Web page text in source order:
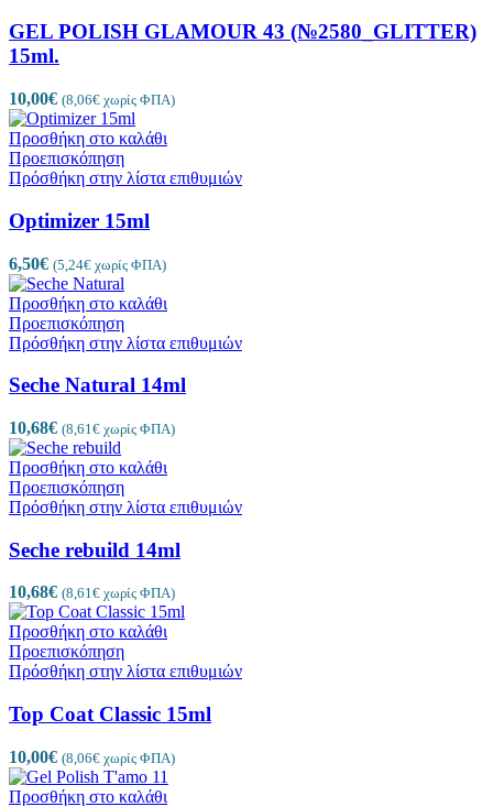
GEL POLISH GLAMOUR 43 (№2580_GLITTER)
15ml.
10,00€ (8,06€ χωρίς ΦΠΑ)
Προσθήκη στο καλάθι
Προεπισκόπηση
Πρόσθήκη στην λίστα επιθυμιών
Optimizer 15ml
6,50€ (5,24€ χωρίς ΦΠΑ)
Προσθήκη στο καλάθι
Προεπισκόπηση
Πρόσθήκη στην λίστα επιθυμιών
Seche Natural 14ml
10,68€ (8,61€ χωρίς ΦΠΑ)
Προσθήκη στο καλάθι
Προεπισκόπηση
Πρόσθήκη στην λίστα επιθυμιών
Seche rebuild 14ml
10,68€ (8,61€ χωρίς ΦΠΑ)
Προσθήκη στο καλάθι
Προεπισκόπηση
Πρόσθήκη στην λίστα επιθυμιών
Top Coat Classic 15ml
10,00€ (8,06€ χωρίς ΦΠΑ)
Προσθήκη στο καλάθι